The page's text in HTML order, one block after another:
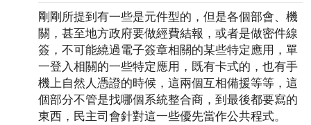
剛剛所提到有一些是元件型的，但是各個部會、機
關，甚至地方政府要做經費結報，或者是做密件線
簽，不可能繞過電子簽章相關的某些特定應用，單
一登入相關的一些特定應用，既有卡式的，也有手
機上自然人憑證的時候，這兩個互相備援等等，這
個部分不管是找哪個系統整合商，到最後都要寫的
東西，民主司會針對這一些優先當作公共程式。